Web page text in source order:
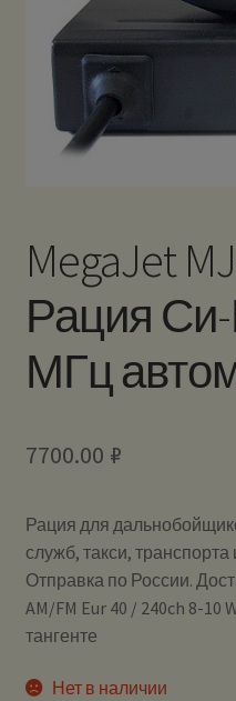
MegaJet
Рация Си-
МГц
7700.00 ₽
Рация для
служб, такси, транспорта
Отправка по России.
AM/FM Eur 40 / 240ch 8-10
тангенте
Нет в наличии